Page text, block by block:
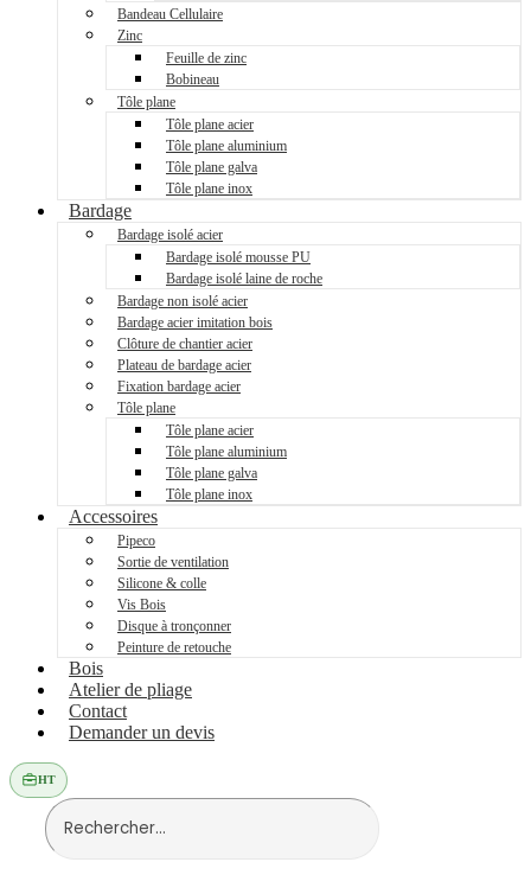
Bandeau Cellulaire
Zinc
Feuille de zinc
Bobineau
Tôle plane
Tôle plane acier
Tôle plane aluminium
Tôle plane galva
Tôle plane inox
Bardage
Bardage isolé acier
Bardage isolé mousse PU
Bardage isolé laine de roche
Bardage non isolé acier
Bardage acier imitation bois
Clôture de chantier acier
Plateau de bardage acier
Fixation bardage acier
Tôle plane
Tôle plane acier
Tôle plane aluminium
Tôle plane galva
Tôle plane inox
Accessoires
Pipeco
Sortie de ventilation
Silicone & colle
Vis Bois
Disque à tronçonner
Peinture de retouche
Bois
Atelier de pliage
Contact
Demander un devis
HT